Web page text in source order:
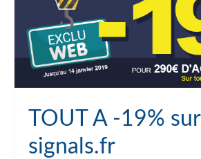
TOUT A -19% sur
signals.fr